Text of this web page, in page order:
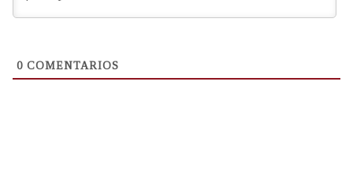
0 COMENTARIOS